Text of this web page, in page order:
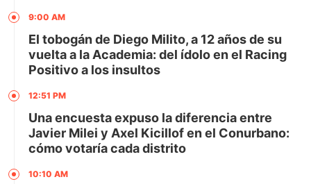
9:00 AM
El tobogán de Diego Milito, a 12 años de su
vuelta a la Academia: del ídolo en el Racing
Positivo a los insultos
12:51 PM
Una encuesta expuso la diferencia entre
Javier Milei y Axel Kicillof en el Conurbano:
cómo votaría cada distrito
10:10 AM